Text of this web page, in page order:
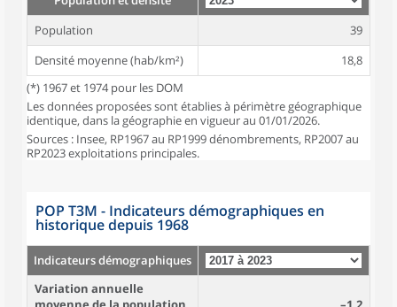
Population
39
Densité moyenne (hab/km²)
18,8
(*) 1967 et 1974 pour les DOM
Les données proposées sont établies à périmètre géographique
identique, dans la géographie en vigueur au 01/01/2026.
Sources : Insee, RP1967 au RP1999 dénombrements, RP2007 au
RP2023 exploitations principales.
POP T3M - Indicateurs démographiques en
historique depuis 1968
Indicateurs démographiques
Variation annuelle